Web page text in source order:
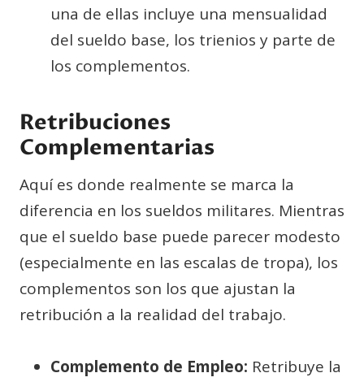
una de ellas incluye una mensualidad
del sueldo base, los trienios y parte de
los complementos.
Retribuciones
Complementarias
Aquí es donde realmente se marca la
diferencia en los sueldos militares. Mientras
que el sueldo base puede parecer modesto
(especialmente en las escalas de tropa), los
complementos son los que ajustan la
retribución a la realidad del trabajo.
Complemento de Empleo: Retribuye la